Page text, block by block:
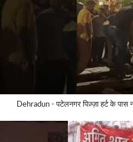
Dehradun - पटेलनगर पिज़्ज़ा हर्ट के